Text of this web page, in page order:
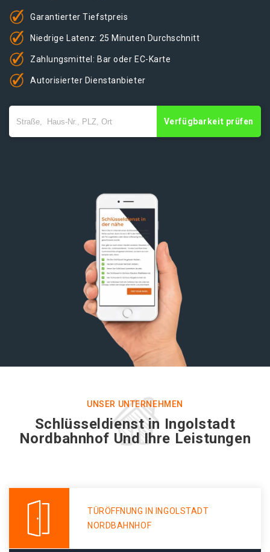
Garantierter Tiefstpreis
Niedrige Latenz: 25 Minuten Durchschnitt
Zahlungsmittel: Bar oder EC-Karte
Autorisierter Dienstanbieter
Verfügbarkeit prüfen
UNSER UNTERNEHMEN
Schlüsseldienst in Ingolstadt
Nordbahnhof Und Ihre Leistungen
TÜRÖFFNUNG IN INGOLSTADT
NORDBAHNHOF